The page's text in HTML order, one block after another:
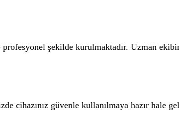
profesyonel şekilde kurulmaktadır. Uzman
cihazınız güvenle kullanılmaya hazır hale